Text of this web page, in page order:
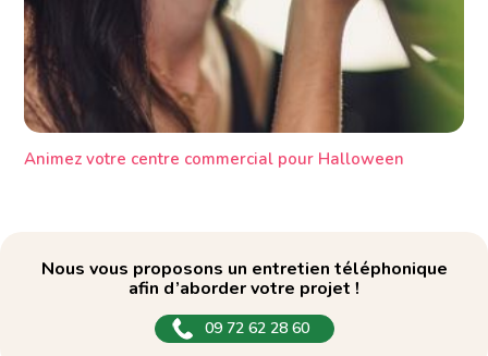
Animez votre centre commercial pour Halloween
Nous vous proposons un entretien téléphonique
afin d’aborder votre projet !
09 72 62 28 60